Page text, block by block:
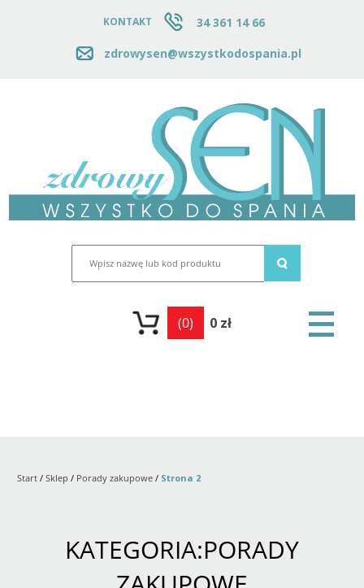
KONTAKT 34 361 14 66
zdrowysen@wszystkodospania.pl
(0) 0 zł
Start /Sklep / Porady zakupowe / Strona 2
KATEGORIA:PORADY